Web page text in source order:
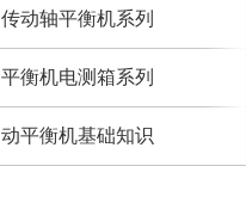
传动轴平衡机系列
平衡机电测箱系列
动平衡机基础知识